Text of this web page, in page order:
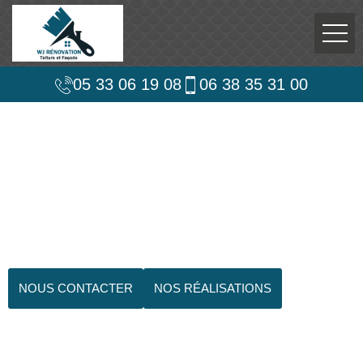
05 33 06 19 08 06 38 35 31 00
NOUS CONTACTER NOS RÉALISATIONS